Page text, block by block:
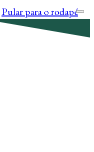
Pular para o rodapé